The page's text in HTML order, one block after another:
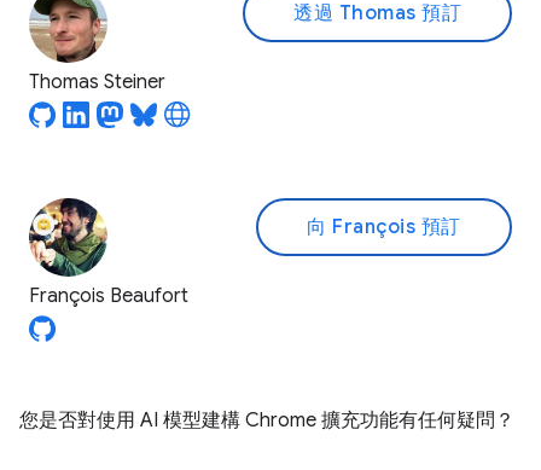
Thomas Steiner
透過 Thomas 預訂
François Beaufort
向 François 預訂
您是否對使用 AI 模型建構 Chrome 擴充功能有任何疑問？